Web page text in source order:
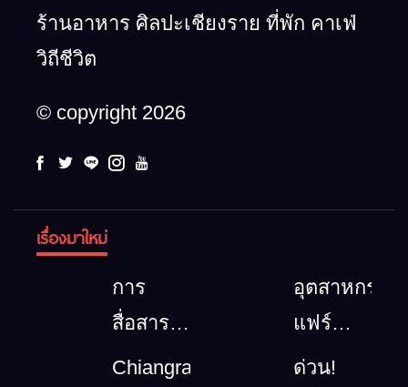
ร้านอาหาร ศิลปะเชียงราย ที่พัก คาเฟ่
วิถีชีวิต
© copyright 2026
เรื่องมาใหม่
การ
สื่อสาร
โทรคมนาคม
อุตสาหกรรม
แฟร์
ล้านนา
Chiangrai
ด่วน!